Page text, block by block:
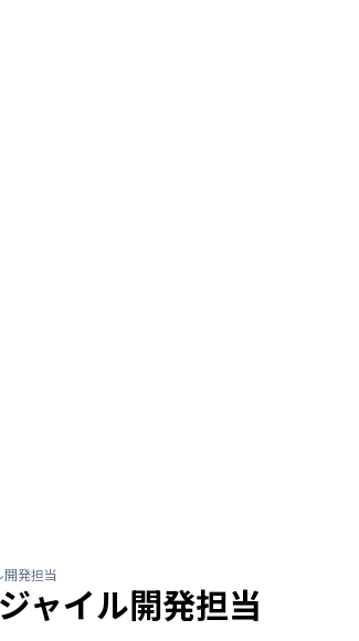
開発担当
ャイル開発担当